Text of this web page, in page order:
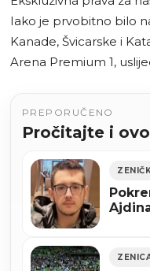
Iako je prvobitno bilo
Kanade, Švicarske i
Arena Premium 1,
PREPORUČENO
Pročitajte i ovo